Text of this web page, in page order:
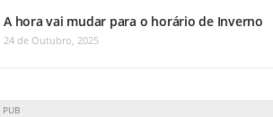
A hora vai mudar para o horário de Inverno
24 de Outubro, 2025
PUB